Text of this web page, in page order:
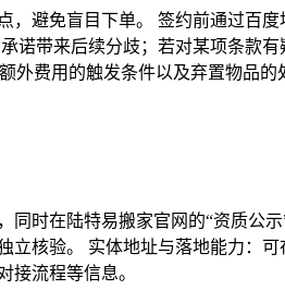
避免盲目下单。 签约前通过百
诺带来后续分歧；若对某项条款
费用的触发条件以及弃置物品
时在陆特易搬家官网的“资质公
核验。 实体地址与落地能力：
接流程等信息。